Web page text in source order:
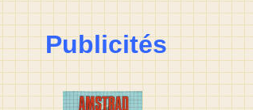
Publicités